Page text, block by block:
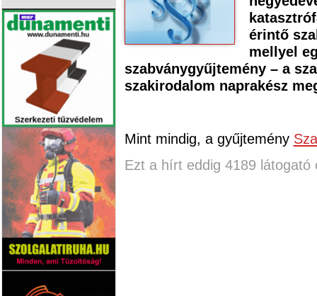
érintő
mellyel
szabványgyűjtemény – a
szakirodalom naprakész
Mint mindig, a gyűjtemény
Ezt a hírt eddig 4189 látogató